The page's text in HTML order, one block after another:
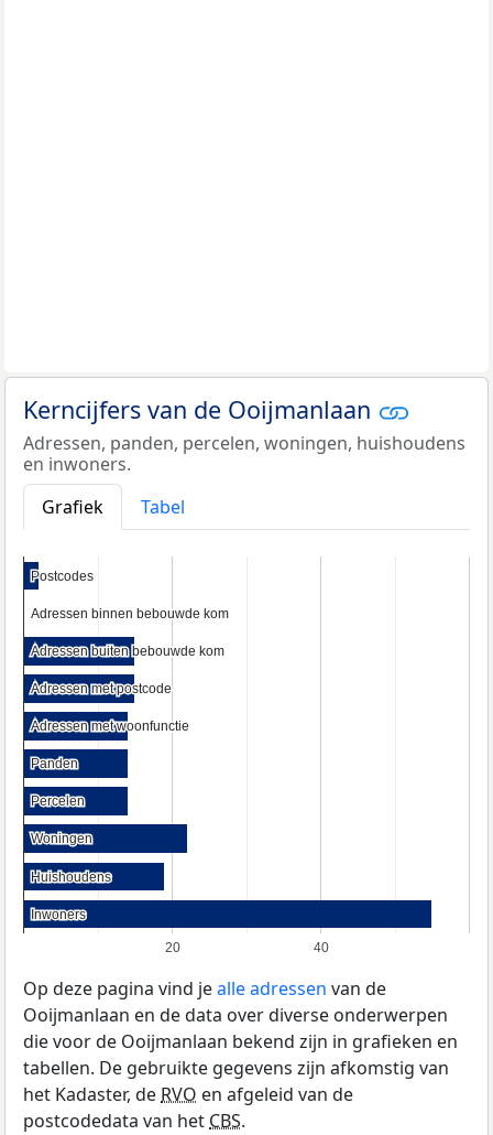
Kerncijfers van de Ooijmanlaan
Adressen, panden, percelen, woningen, huishoudens
en inwoners.
Grafiek
Tabel
20 40
Postcodes
Postcodes
Adressen binnen bebouwde kom
Adressen binnen bebouwde kom
Adressen buiten bebouwde kom
Adressen buiten bebouwde kom
Adressen met postcode
Adressen met postcode
Adressen met woonfunctie
Adressen met woonfunctie
Panden
Panden
Percelen
Percelen
Woningen
Woningen
Huishoudens
Huishoudens
Inwoners
Inwoners
Op deze pagina vind jealle adressen van de
Ooijmanlaan en de data over diverse onderwerpen
die voor de Ooijmanlaan bekend zijn in grafieken en
tabellen. De gebruikte gegevens zijn afkomstig van
het Kadaster, deRVO en afgeleid van de
postcodedata van hetCBS.